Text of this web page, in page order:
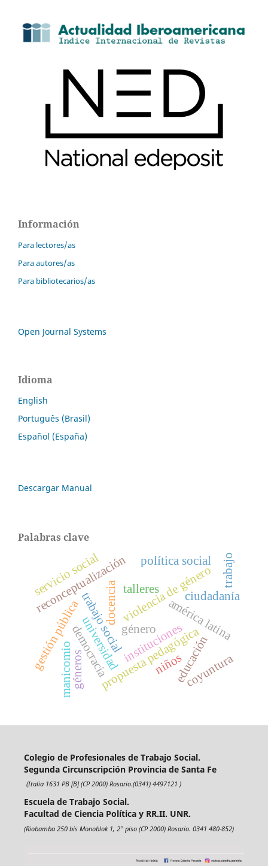
Información
Para lectores/as
Para autores/as
Para bibliotecarios/as
Open Journal Systems
Idioma
English
Português (Brasil)
Español (España)
Descargar Manual
Palabras clave
talleres
trabajo social
propuesta pedagógica
instituciones
reconceptualización
américa latina
gestión pública
violencia de género
universidad educación
docencia
política social
democracia
ciudadanía
servicio social
género
manicomio niñoscoyuntura
géneros
trabajo
Colegio de Profesionales de Trabajo Social.
Segunda Circunscripción Provincia de Santa Fe
(Italia 1631 PB [B] (CP 2000) Rosario.(0341) 4497121 )
Escuela de Trabajo Social.
Facultad de Ciencia Política y RR.II. UNR.
(Riobamba 250 bis Monoblok 1, 2° piso (CP 2000) Rosario. 0341 480-852)